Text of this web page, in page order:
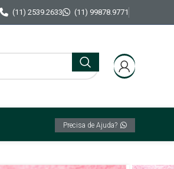
(11) 2539.2633 (11) 99878.9771
Precisa de Ajuda?